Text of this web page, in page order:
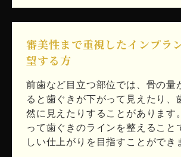
審美性まで重視したインプラ
望する方
前歯など目立つ部位では、骨の量
ると歯ぐきが下がって見えたり、
然に見えたりすることがあります
って歯ぐきのラインを整えること
しい仕上がりを目指すことができ